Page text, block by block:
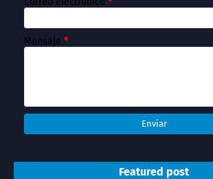
Mensaje *
Featured post